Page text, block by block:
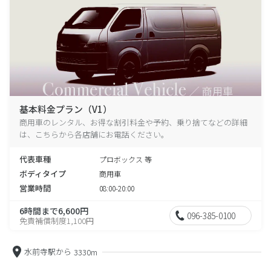
基本料金プラン（V1）
商用車のレンタル、お得な割引料金や予約、乗り捨てなどの詳細
は、こちらから各店舗にお電話ください。
代表車種 プロボックス 等
ボディタイプ 商用車
営業時間 08:00-20:00
6時間まで6,600円
免責補償制度1,100円 096-385-0100
水前寺駅から 3330m